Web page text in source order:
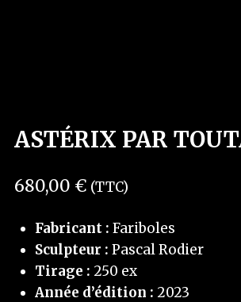
ASTÉRIX PAR
680,00 € (TTC)
Fabricant : Fariboles
Sculpteur : Pascal Rodier
Tirage : 250 ex
Année d’édition : 2023